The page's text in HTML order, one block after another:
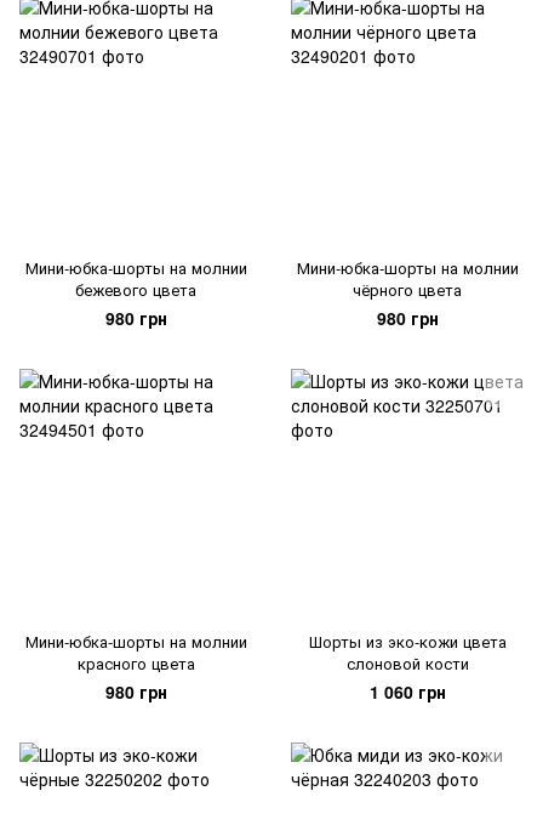
Мини-юбка-шорты на молнии
бежевого цвета
980 грн
Мини-юбка-шорты на молнии
чёрного цвета
980 грн
Мини-юбка-шорты на молнии
красного цвета
980 грн
Шорты из эко-кожи цвета
слоновой кости
1 060 грн